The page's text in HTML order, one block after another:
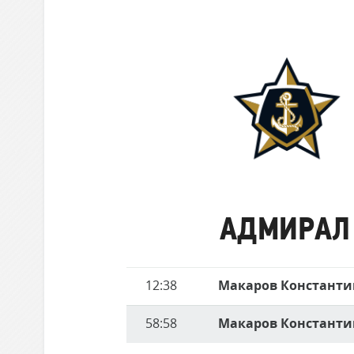
Шанхайские Драконы
Адмирал
АДМИРАЛ
Время
Имя
12:38 Макаров
58:58 Макаров